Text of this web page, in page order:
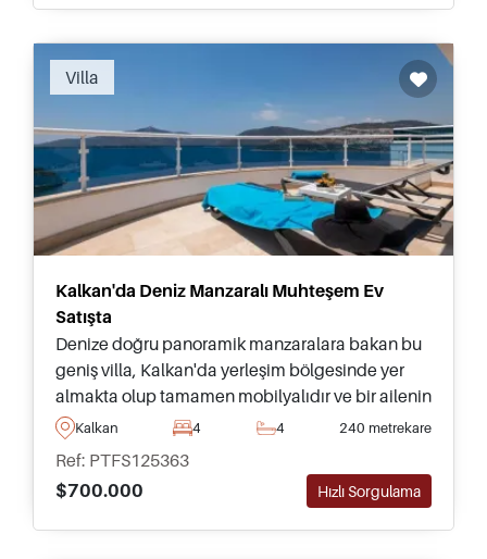
Villa
Kalkan'da Deniz Manzaralı Muhteşem Ev
Satışta
Denize doğru panoramik manzaralara bakan bu
geniş villa, Kalkan'da yerleşim bölgesinde yer
almakta olup tamamen mobilyalıdır ve bir ailenin
taşınmasına hazırdır. Kaçırılmaması gereken bir
Kalkan 4 4 240 metrekare
Ref: PTFS125363
$700.000
Hızlı Sorgulama